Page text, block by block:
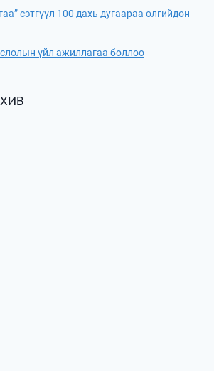
сэтгүүл 100 дахь дугаараа өлгийдөн
үйл ажиллагаа боллоо